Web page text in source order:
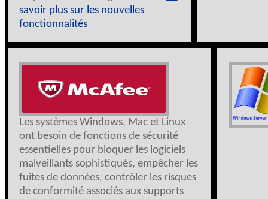
savoir plus sur les nouvelles
fonctionnalités
Les systèmes Windows, Mac et Linux
ont besoin de fonctions de sécurité
essentielles pour bloquer les logiciels
malveillants sophistiqués, empêcher les
fuites de données, contrôler les risques
de conformité associés aux supports